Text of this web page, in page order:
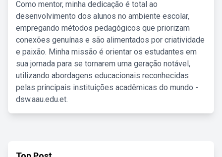
Como mentor, minha dedicação é total ao
desenvolvimento dos alunos no ambiente escolar,
empregando métodos pedagógicos que priorizam
conexões genuínas e são alimentados por criatividade
e paixão. Minha missão é orientar os estudantes em
sua jornada para se tornarem uma geração notável,
utilizando abordagens educacionais reconhecidas
pelas principais instituições acadêmicas do mundo -
dsw.aau.edu.et.